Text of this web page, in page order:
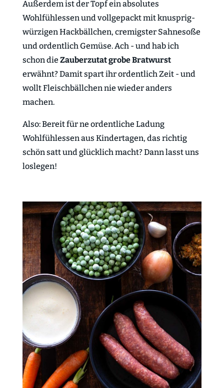
Außerdem ist der Topf ein absolutes
Wohlfühlessen und vollgepackt mit knusprig-
würzigen Hackbällchen, cremigster Sahnesoße
und ordentlich Gemüse. Ach - und hab ich
schon die Zauberzutat grobe Bratwurst
erwähnt? Damit spart ihr ordentlich Zeit - und
wollt Fleischbällchen nie wieder anders
machen.
Also: Bereit für ne ordentliche Ladung
Wohlfühlessen aus Kindertagen, das richtig
schön satt und glücklich macht? Dann lasst uns
loslegen!